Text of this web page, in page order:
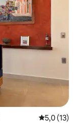
საშუალო
5,0 (13)